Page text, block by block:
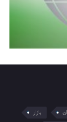
بازار